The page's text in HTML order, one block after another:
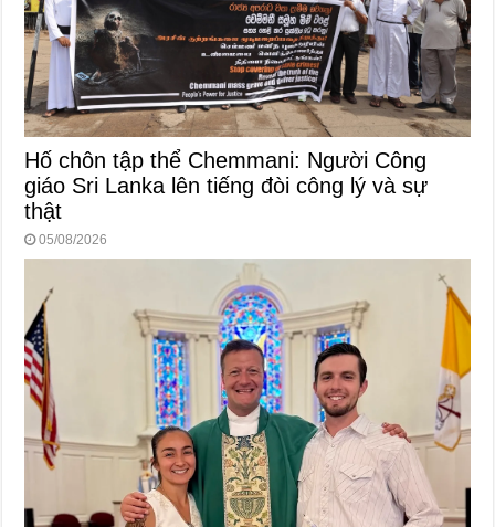
Hố chôn tập thể Chemmani: Người Công
giáo Sri Lanka lên tiếng đòi công lý và sự
thật
05/08/2026